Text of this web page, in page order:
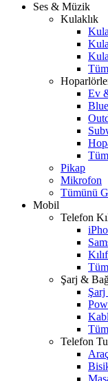
Ses & Müzik
Kulaklık
Ev
Pikap
Mikrofon
Tümünü
Mobil
Telefon
Şarj &
Şarj
Telefon